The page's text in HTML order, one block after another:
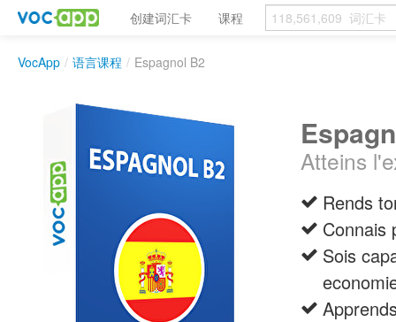
创建词汇卡 课程
VocApp / 语言课程 / Espagnol B2
Atteins
Rends
Connais
Sois